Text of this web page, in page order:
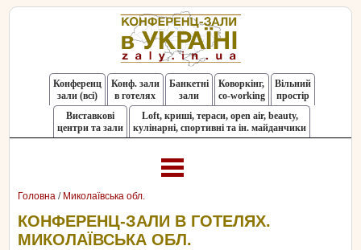
Конференц
зали (всі)
Конф. зали
в готелях
Банкетні
зали
Коворкінг,
co-working
Вільний
простір
Виставкові
центри та зали
Loft, криші, тераси, оpen air, beauty,
кулінарні, спортивні та ін. майданчики
Головна / Миколаївська обл.
КОНФЕРЕНЦ-ЗАЛИ В ГОТЕЛЯХ.
МИКОЛАЇВСЬКА ОБЛ.